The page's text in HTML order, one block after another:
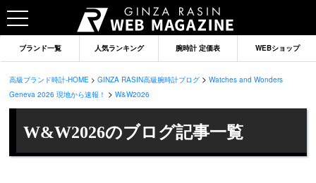
ブランド一覧 人気ランキング 腕時計 定価表 WEBショップ
高級ブランド時計-HOME >GINZA RASIN高級腕時計ブログ >Watches and Wonders
Geneva 2026 現地から速報！ >W&W2026
W&W2026のブログ記事一覧